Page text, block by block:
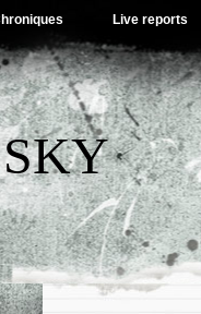
Live reports